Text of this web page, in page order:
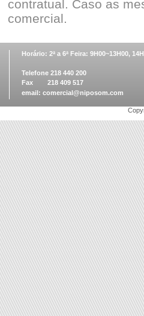
contratual. Caso as
comercial.
Horário: 2ª a 6ª Feira: 9H00~13H00,
Telefone 218 440 200
Fax 218 409 517
email: comercial@niposom.com